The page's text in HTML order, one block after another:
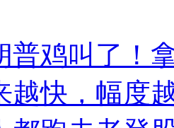
普鸡叫了！
越快，幅度